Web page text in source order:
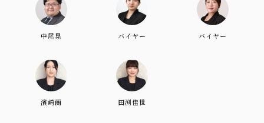
中尾晃 バイヤー バイヤー
濱崎蘭 田渕佳世